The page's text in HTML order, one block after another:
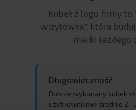
Kubek z logo firmy to
wizytówka", która
marki każdego
Długowieczność
Dobrze wykonany kubek
użytkownikowi średnio